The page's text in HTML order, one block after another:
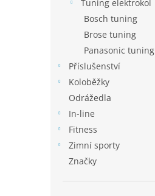
Tuning elektrokol
Bosch tuning
Brose tuning
Panasonic tuning
Příslušenství
Koloběžky
Odrážedla
In-line
Fitness
Zimní sporty
Značky